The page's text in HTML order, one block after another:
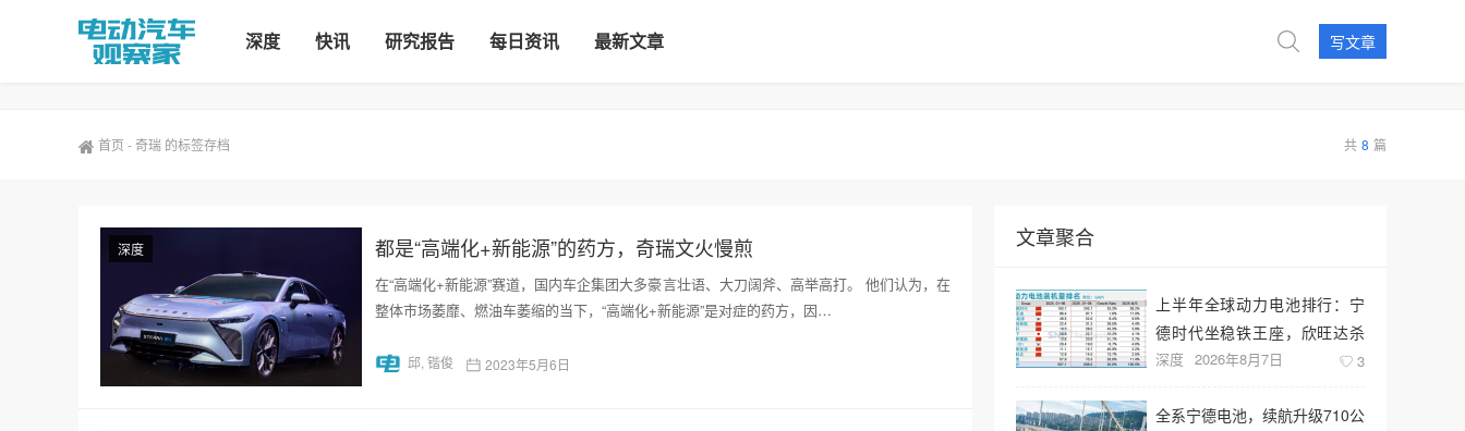
深度 快讯 研究报告 每日资讯 最新文章 写文章
首页 -奇瑞 的标签存档 共 8 篇
都是“高端化+新能源”的药方，奇瑞文火慢煎
深度
在“高端化+新能源”赛道，国内车企集团大多豪言壮语、大刀阔斧、高举高打。 他们认为，在
整体市场萎靡、燃油车萎缩的当下，“高端化+新能源”是对症的药方，因…
邱, 锴俊 2023年5月6日
文章聚合
上半年全球动力电池排行：宁
德时代坐稳铁王座，欣旺达杀
回前十
深度 2026年8月7日 3
全系宁德电池，续航升级710公